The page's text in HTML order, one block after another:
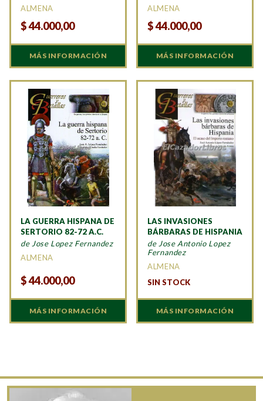
ALMENA
$44.000,00
MÁS INFORMACIÓN
ALMENA
$44.000,00
MÁS INFORMACIÓN
LA GUERRA HISPANA DE
SERTORIO 82-72 A.C.
de Jose Lopez Fernandez
ALMENA
$44.000,00
MÁS INFORMACIÓN
LAS INVASIONES
BÁRBARAS DE HISPANIA
de Jose Antonio Lopez
Fernandez
ALMENA
SIN STOCK
MÁS INFORMACIÓN